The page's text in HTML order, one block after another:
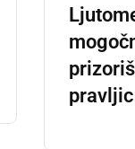
pravljic